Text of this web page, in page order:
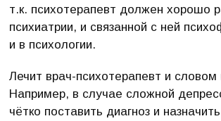
т.к. психотерапевт должен хорошо
психиатрии, и связанной с ней
и в психологии.
Лечит врач-психотерапевт и словом
Например, в случае сложной
чётко поставить диагноз и